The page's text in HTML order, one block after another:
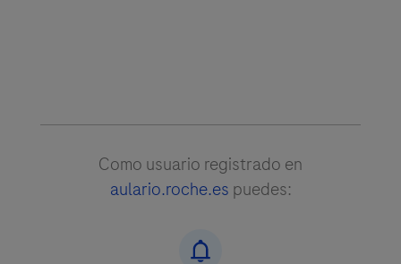
Como usuario registrado en
aulario.roche.es puedes: